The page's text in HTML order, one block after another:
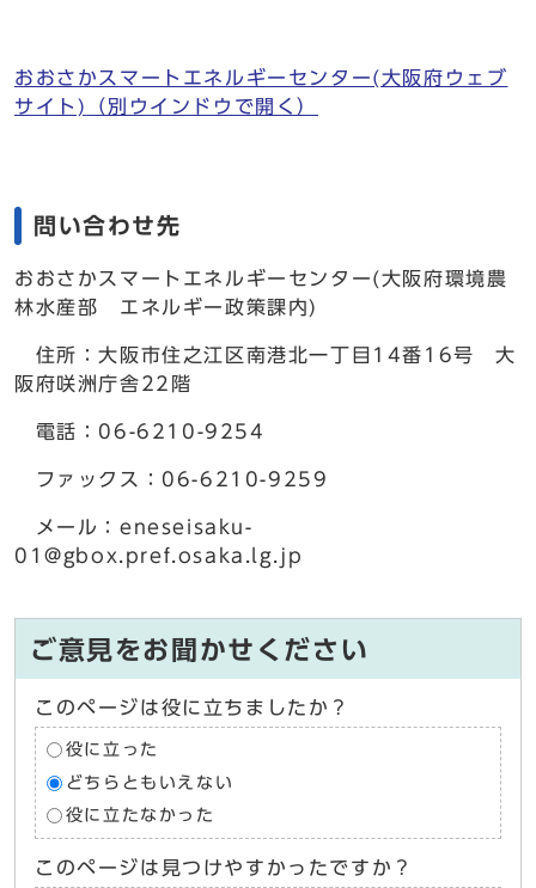
おおさかスマートエネルギーセンター(大阪府ウェブ
サイト)
（別ウインドウで開く）
問い合わせ先
おおさかスマートエネルギーセンター(大阪府環境農
林水産部 エネルギー政策課内)
住所：大阪市住之江区南港北一丁目14番16号 大
阪府咲洲庁舎22階
電話：06-6210-9254
ファックス：06-6210-9259
メール：eneseisaku-
01@gbox.pref.osaka.lg.jp
ご意見をお聞かせください
このページは役に立ちましたか？
役に立った
どちらともいえない
役に立たなかった
このページは見つけやすかったですか？